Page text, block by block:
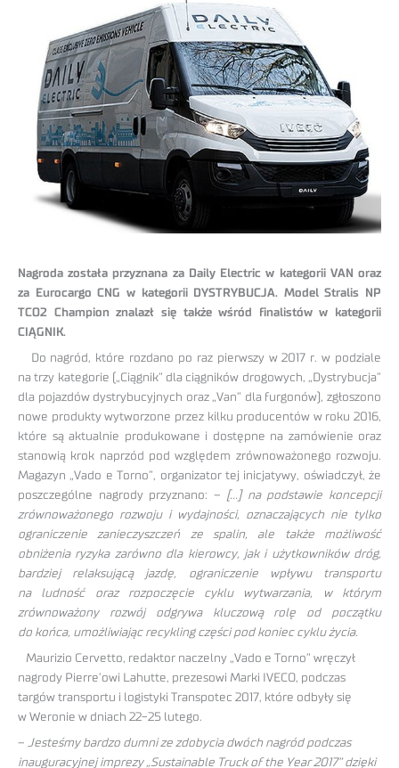
Nagroda została przyznana za Daily Electric w kategorii VAN oraz
za Eurocargo CNG w kategorii DYSTRYBUCJA. Model Stralis NP
TCO2 Champion znalazł się także wśród finalistów w kategorii
CIĄGNIK.
Do nagród, które rozdano po raz pierwszy w 2017 r. w podziale
na trzy kategorie („Ciągnik” dla ciągników drogowych, „Dystrybucja”
dla pojazdów dystrybucyjnych oraz „Van” dla furgonów), zgłoszono
nowe produkty wytworzone przez kilku producentów w roku 2016,
które są aktualnie produkowane i dostępne na zamówienie oraz
stanowią krok naprzód pod względem zrównoważonego rozwoju.
Magazyn „Vado e Torno”, organizator tej inicjatywy, oświadczył, że
poszczególne nagrody przyznano: – […] na podstawie koncepcji
zrównoważonego rozwoju i wydajności, oznaczających nie tylko
ograniczenie zanieczyszczeń ze spalin, ale także możliwość
obniżenia ryzyka zarówno dla kierowcy, jak i użytkowników dróg,
bardziej relaksującą jazdę, ograniczenie wpływu transportu
na ludność oraz rozpoczęcie cyklu wytwarzania, w którym
zrównoważony rozwój odgrywa kluczową rolę od początku
do końca, umożliwiając recykling części pod koniec cyklu życia.
Maurizio Cervetto, redaktor naczelny „Vado e Torno” wręczył
nagrody Pierre’owi Lahutte, prezesowi Marki IVECO, podczas
targów transportu i logistyki Transpotec 2017, które odbyły się
w Weronie w dniach 22-25 lutego.
– Jesteśmy bardzo dumni ze zdobycia dwóch nagród podczas
inauguracyjnej imprezy „Sustainable Truck of the Year 2017” dzięki